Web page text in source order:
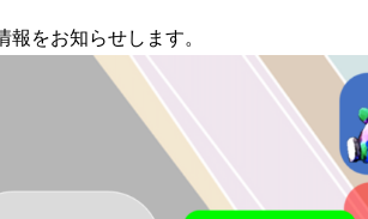
をお知らせします。